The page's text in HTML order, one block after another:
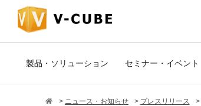
製品・ソリューション セミナー・イベント
ニュース・お知らせ プレスリリース